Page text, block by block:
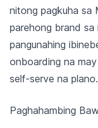
nitong pagkuha sa
parehong brand sa
pangunahing
onboarding na
self-serve na plano.
Paghahambing